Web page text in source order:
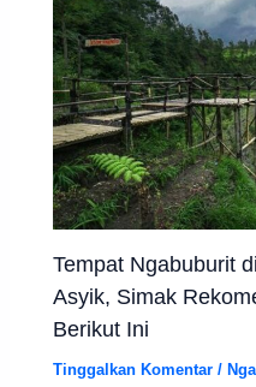
Tempat Ngabuburit
Asyik, Simak
Berikut Ini
Tinggalkan Komentar /